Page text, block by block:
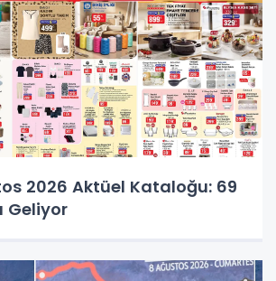
2026 Aktüel Kataloğu: 69
Geliyor